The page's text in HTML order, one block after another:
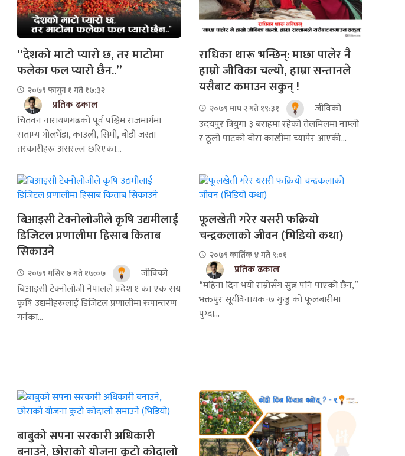
“देशको माटो प्यारो छ, तर माटोमा
फलेका फल प्यारो छैन..”
२०७९ फागुन १ गते १७:३२
प्रतिक ढकाल
चितवन नारायणगढको पूर्व पश्चिम राजमार्गमा
राताम्य गोलभेँडा, काउली, सिमी, बोडी जस्ता
तरकारीहरू असरल्ल छरिएका...
राधिका थारू भन्छिन्: माछा पालेर नै
हाम्रो जीविका चल्यो, हाम्रा सन्तानले
यसैबाट कमाउन सकुन् !
२०७९ माघ २ गते १९:३१
जीविको
उदयपुर त्रियुगा ३ बराहमा रहेको तेलमिलमा नाम्लो
र ठूलो पाटको बोरा काखीमा च्यापेर आएकी...
बिआइसी टेक्नोलोजीले कृषि उद्यमीलाई
डिजिटल प्रणालीमा हिसाब किताब
सिकाउने
२०७९ मंसिर ७ गते १७:०७
जीविको
बिआइसी टेक्नोलोजी नेपालले प्रदेश १ का एक सय
कृषि उद्यमीहरूलाई डिजिटल प्रणालीमा रुपान्तरण
गर्नका...
फूलखेती गरेर यसरी फक्रियो
चन्द्रकलाको जीवन (भिडियो कथा)
२०७९ कार्तिक ४ गते ९:०१
प्रतिक ढकाल
“महिना दिन भयो राम्रोसँग सुत्न पनि पाएको छैन,”
भक्तपुर सूर्यविनायक-७ गुन्डु को फूलबारीमा
पुग्दा...
बाबुको सपना सरकारी अधिकारी
बनाउने, छोराको योजना कुटो कोदालो